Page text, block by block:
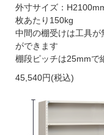
外寸サイズ：
枚あたり150kg
中間の棚受けは工具
ができます
棚段ピッチは25mmで
45,540円(税込)